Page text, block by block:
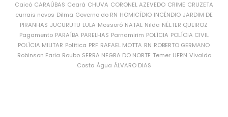
Caicó CARAÚBAS Ceará CHUVA CORONEL AZEVEDO CRIME CRUZETA
currais novos Dilma Governo do RN HOMICÍDIO INCÊNDIO JARDIM DE
PIRANHAS JUCURUTU LULA Mossoró NATAL Nilda NÉLTER QUEIROZ
Pagamento PARAÍBA PARELHAS Parnamirim POLÍCIA POLÍCIA CIVIL
POLÍCIA MILITAR Política PRF RAFAEL MOTTA RN ROBERTO GERMANO
Robinson Faria Roubo SERRA NEGRA DO NORTE Temer UFRN Vivaldo
Costa Água ÁLVARO DIAS